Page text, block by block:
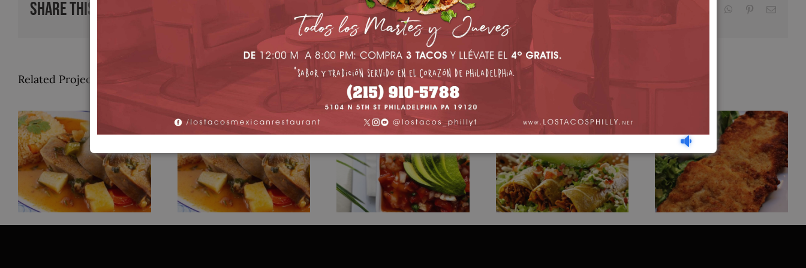
Share This Story, Choose Your Platform! LinkedInWhatsApp
PinterestEmail
Related Projects
Pollo a la
Mexicana
Lengua en Salsa
Cótcel de
Camarones
Taquitos Dorados
de Pollo
Milanesa